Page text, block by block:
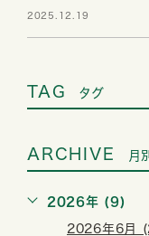
2025.12.19
TAG タグ
ARCHIVE 月
2026年 (9)
2026年6月